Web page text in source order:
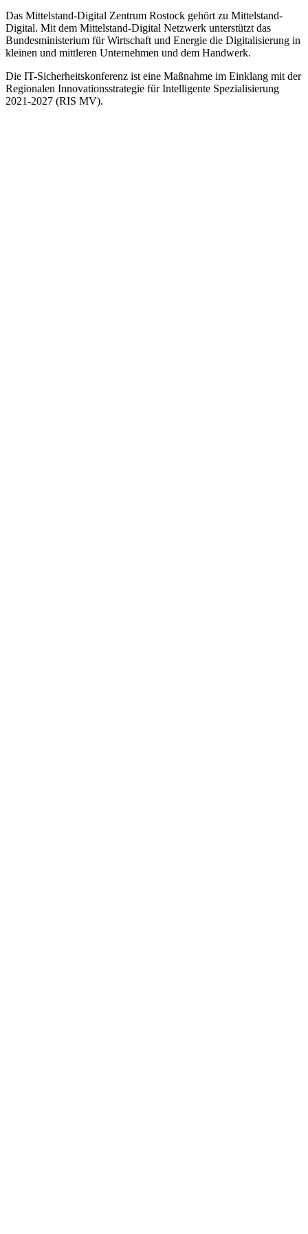
Das Mittelstand-Digital Zentrum Rostock gehört zu Mittelstand-
Digital. Mit dem Mittelstand-Digital Netzwerk unterstützt das
Bundesministerium für Wirtschaft und Energie die Digitalisierung in
kleinen und mittleren Unternehmen und dem Handwerk.
Die IT-Sicherheitskonferenz ist eine Maßnahme im Einklang mit der
Regionalen Innovationsstrategie für Intelligente Spezialisierung
2021-2027 (RIS MV).